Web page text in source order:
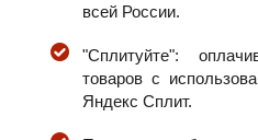
всей России.
"Сплитуйте":
товаров с
Яндекс Сплит.